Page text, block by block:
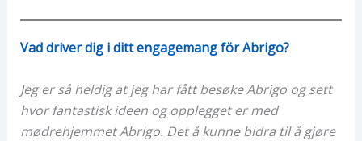
Vad driver dig i ditt engagemang för Abrigo?
Jeg er så heldig at jeg har fått besøke Abrigo og sett
hvor fantastisk ideen og opplegget er med
mødrehjemmet Abrigo. Det å kunne bidra til å gjøre